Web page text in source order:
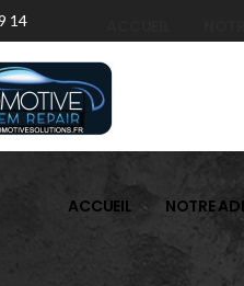
14
ACCUEIL NOTRE